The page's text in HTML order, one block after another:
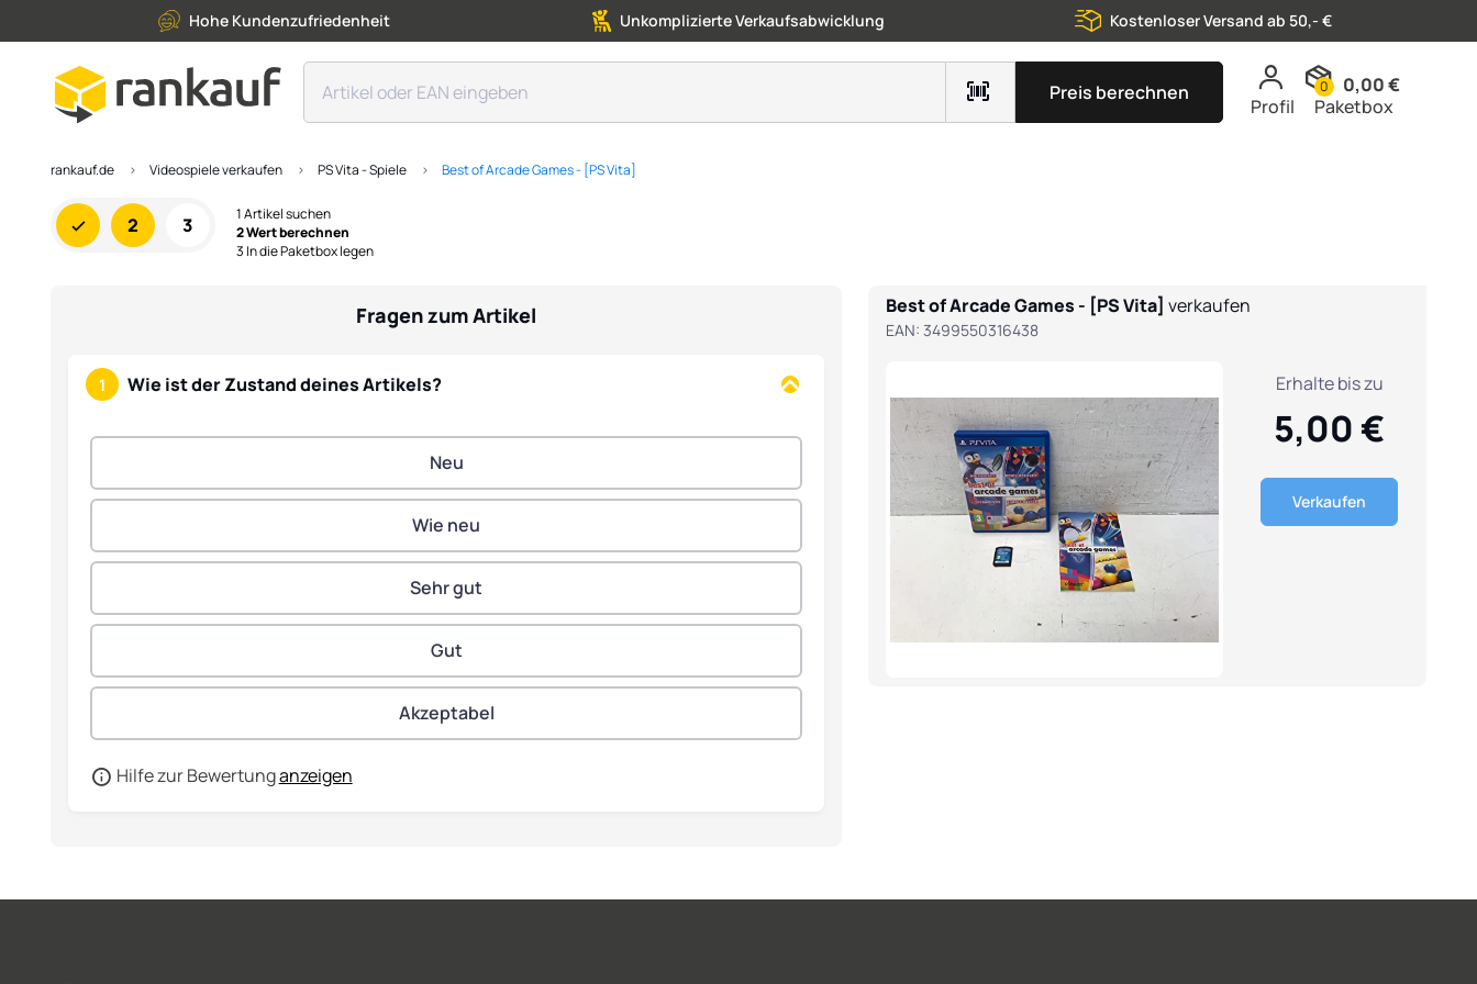
Hohe Kundenzufriedenheit Unkomplizierte Verkaufsabwicklung Kostenloser Versand ab 50,- €
Preis berechnen
Profil
0
0,00 €
Paketbox
rankauf.de Videospiele verkaufen PS Vita - Spiele Best of Arcade Games - [PS Vita]
2 3
1 Artikel suchen
2 Wert berechnen
3 In die Paketbox legen
Best of Arcade Games - [PS Vita]verkaufen
EAN: 3499550316438
Erhalte bis zu
5,00 €
Verkaufen
Fragen zum Artikel
1 Wie ist der Zustand deines Artikels?
Hilfe zur Bewertunganzeigen